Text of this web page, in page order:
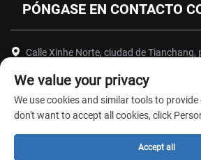
PÓNGASE EN CONTACTO
Calle Xinhe Norte, ciudad de Tianchang,
[email protected]
We value your privacy
We use cookies and similar tools to
don't want to accept all cookies, click
Accept all